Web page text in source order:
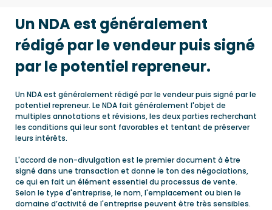
Un NDA est généralement
rédigé par le vendeur puis signé
par le potentiel repreneur.
Un NDA est généralement rédigé par le vendeur puis signé par le
potentiel repreneur. Le NDA fait généralement l'objet de
multiples annotations et révisions, les deux parties recherchant
les conditions qui leur sont favorables et tentant de préserver
leurs intérêts.
L'accord de non-divulgation est le premier document à être
signé dans une transaction et donne le ton des négociations,
ce qui en fait un élément essentiel du processus de vente.
Selon le type d'entreprise, le nom, l'emplacement ou bien le
domaine d’activité de l'entreprise peuvent être très sensibles.